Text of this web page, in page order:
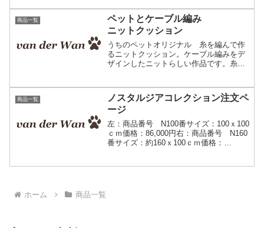
か？ペットロスの相談は聞いてもらえま
すか？その他、些細な...
商品一覧
ペットとケーブル編み
ニットクッション
うちのペットオリジナル 糸を編んで作
るニットクッション。ケーブル編みをデ
ザインしたニットらしい作品です。糸を
クッション50価格：38,000円（税込み、
送料無料）サイ...
商品一覧
ノスタルジアコレクション注文ペ
ージ
左：商品番号 N100番サイズ：100ｘ100
ｃｍ価格：86,000円右：商品番号 N160
番サイズ：約160ｘ100ｃｍ価格：
ホーム 商品一覧